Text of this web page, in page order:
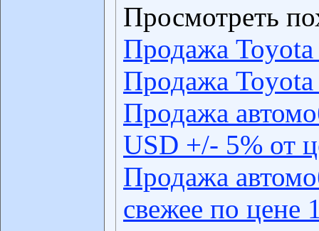
Просмотреть
Продажа
Продажа
Продажа
USD +/- 5% от
Продажа
свежее по цене